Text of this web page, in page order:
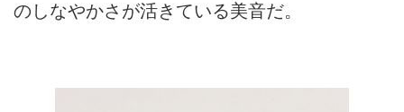
のしなやかさが活きている美音だ。